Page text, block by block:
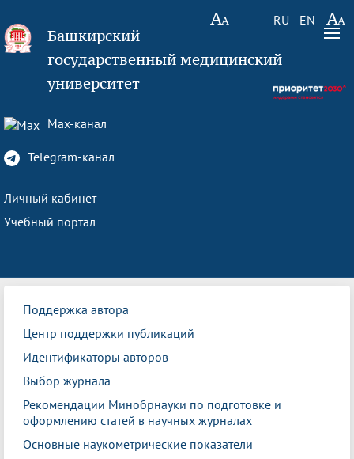
RU EN
Башкирский
государственный медицинский
университет
Max-канал
Telegram-канал
Личный кабинет
Учебный портал
Поддержка автора
Центр поддержки публикаций
Идентификаторы авторов
Выбор журнала
Рекомендации Минобрнауки по подготовке и
оформлению статей в научных журналах
Основные наукометрические показатели